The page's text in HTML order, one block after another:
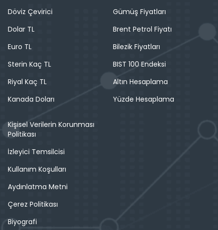
Döviz Çevirici
Dolar TL
Euro TL
Sterin Kaç TL
Riyal Kaç TL
Kanada Doları
Gümüş Fiyatları
Brent Petrol Fiyatı
Bilezik Fiyatları
BIST 100 Endeksi
Altın Hesaplama
Yüzde Hesaplama
Kişisel Verilerin Korunması
Politikası
İzleyici Temsilcisi
Kullanım Koşulları
Aydınlatma Metni
Çerez Politikası
Biyografi